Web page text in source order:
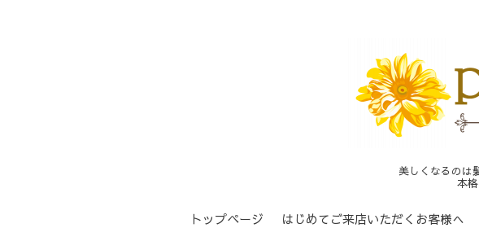
美しくなるのは
本
トップページ はじめてご来店いただくお客様へ